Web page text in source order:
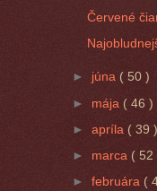
Červené
► júna ( 50 )
► mája ( 46 )
►apríla ( 39 )
► marca ( 52
►februára (